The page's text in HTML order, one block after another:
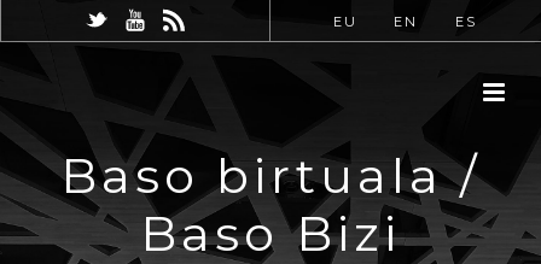
EU EN ES
Baso birtuala /
Baso Bizi